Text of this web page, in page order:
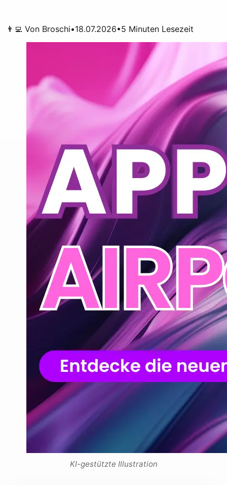
👨‍💻 Von Broschi•18.07.2026•5 Minuten Lesezeit
KI-gestützte Illustration